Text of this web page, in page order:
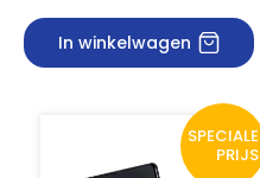
In winkelwagen
SPECIALE
PRIJS